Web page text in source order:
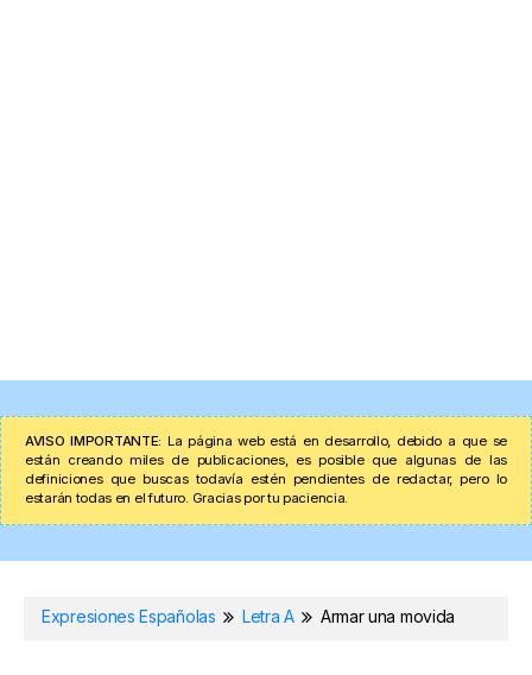
AVISO IMPORTANTE: La página web está en desarrollo, debido a que se
están creando miles de publicaciones, es posible que algunas de las
definiciones que buscas todavía estén pendientes de redactar, pero lo
estarán todas en el futuro. Gracias por tu paciencia.
Expresiones Españolas Letra A Armar una movida